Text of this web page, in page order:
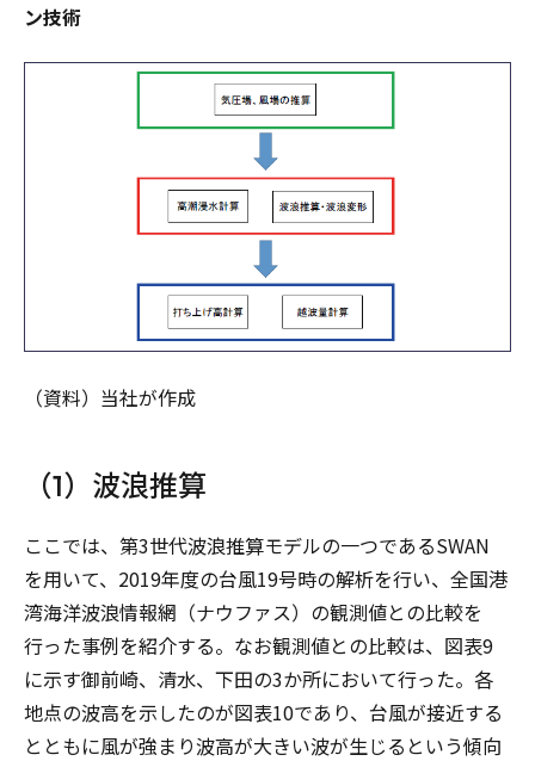
ン技術
（資料）当社が作成
（1）波浪推算
ここでは、第3世代波浪推算モデルの一つであるSWAN
を用いて、2019年度の台風19号時の解析を行い、全国港
湾海洋波浪情報網（ナウファス）の観測値との比較を
行った事例を紹介する。なお観測値との比較は、図表9
に示す御前崎、清水、下田の3か所において行った。各
地点の波高を示したのが図表10であり、台風が接近する
とともに風が強まり波高が大きい波が生じるという傾向